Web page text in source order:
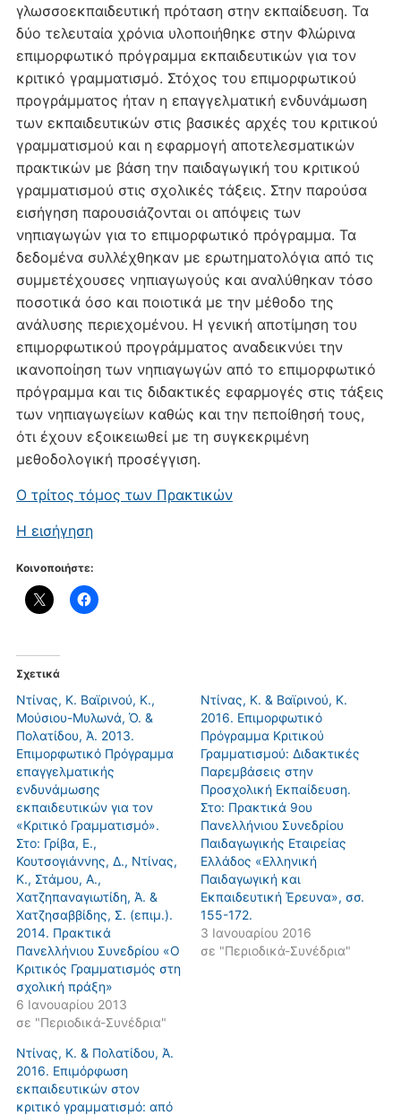
γλωσσοεκπαιδευτική πρόταση στην εκπαίδευση. Τα
δύο τελευταία χρόνια υλοποιήθηκε στην Φλώρινα
επιμορφωτικό πρόγραμμα εκπαιδευτικών για τον
κριτικό γραμματισμό. Στόχος του επιμορφωτικού
προγράμματος ήταν η επαγγελματική ενδυνάμωση
των εκπαιδευτικών στις βασικές αρχές του κριτικού
γραμματισμού και η εφαρμογή αποτελεσματικών
πρακτικών με βάση την παιδαγωγική του κριτικού
γραμματισμού στις σχολικές τάξεις. Στην παρούσα
εισήγηση παρουσιάζονται οι απόψεις των
νηπιαγωγών για το επιμορφωτικό πρόγραμμα. Τα
δεδομένα συλλέχθηκαν με ερωτηματολόγια από τις
συμμετέχουσες νηπιαγωγούς και αναλύθηκαν τόσο
ποσοτικά όσο και ποιοτικά με την μέθοδο της
ανάλυσης περιεχομένου. Η γενική αποτίμηση του
επιμορφωτικού προγράμματος αναδεικνύει την
ικανοποίηση των νηπιαγωγών από το επιμορφωτικό
πρόγραμμα και τις διδακτικές εφαρμογές στις τάξεις
των νηπιαγωγείων καθώς και την πεποίθησή τους,
ότι έχουν εξοικειωθεί με τη συγκεκριμένη
μεθοδολογική προσέγγιση.
Ο τρίτος τόμος των Πρακτικών
Η εισήγηση
Κοινοποιήστε:
Σχετικά
Ντίνας, Κ. Βαϊρινού, Κ.,
Μούσιου-Μυλωνά, Ό. &
Πολατίδου, Ά. 2013.
Επιμορφωτικό Πρόγραμμα
επαγγελματικής
ενδυνάμωσης
εκπαιδευτικών για τον
«Κριτικό Γραμματισμό».
Στο: Γρίβα, Ε.,
Κουτσογιάννης, Δ., Ντίνας,
Κ., Στάμου, Α.,
Χατζηπαναγιωτίδη, Ά. &
Χατζησαββίδης, Σ. (επιμ.).
2014. Πρακτικά
Πανελλήνιου Συνεδρίου «Ο
Κριτικός Γραμματισμός στη
σχολική πράξη»
6 Ιανουαρίου 2013
σε "Περιοδικά-Συνέδρια"
Ντίνας, K. & Βαϊρινού, Κ.
2016. Επιμορφωτικό
Πρόγραμμα Κριτικού
Γραμματισμού: Διδακτικές
Παρεμβάσεις στην
Προσχολική Εκπαίδευση.
Στο: Πρακτικά 9oυ
Πανελλήνιου Συνεδρίου
Παιδαγωγικής Εταιρείας
Ελλάδος «Ελληνική
Παιδαγωγική και
Εκπαιδευτική Έρευνα», σσ.
155-172.
3 Ιανουαρίου 2016
σε "Περιοδικά-Συνέδρια"
Ντίνας, K. & Πολατίδου, Ά.
2016. Επιμόρφωση
εκπαιδευτικών στον
κριτικό γραμματισμό: από